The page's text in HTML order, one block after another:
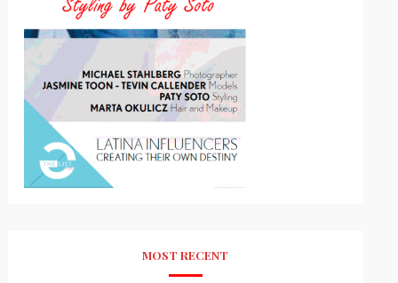
MOST RECENT